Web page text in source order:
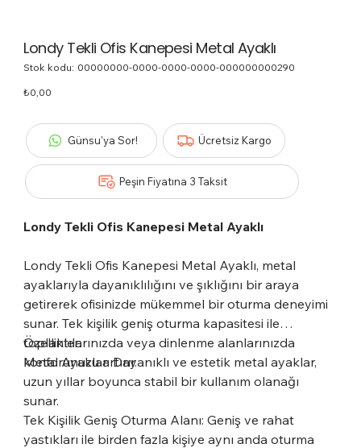
Londy Tekli Ofis Kanepesi Metal Ayaklı
Stok kodu: Stok
00000000-0000-0000-0000-000000000290
Fiyat
₺0,00
Günsu'ya Sor!
Peşin Fiyatına 3 Taksit
Ücretsiz Kargo
Londy Tekli Ofis Kanepesi Metal Ayaklı
Londy Tekli Ofis Kanepesi Metal Ayaklı, metal
ayaklarıyla dayanıklılığını ve şıklığını bir araya
getirerek ofisinizde mükemmel bir oturma deneyimi
sunar. Tek kişilik geniş oturma kapasitesi ile
toplantılarınızda veya dinlenme alanlarınızda
konforunuzu artırır.
Özellikler:
Metal Ayaklar: Dayanıklı ve estetik metal ayaklar,
uzun yıllar boyunca stabil bir kullanım olanağı
sunar.
Tek Kişilik Geniş Oturma Alanı: Geniş ve rahat
yastıkları ile birden fazla kişiye aynı anda oturma